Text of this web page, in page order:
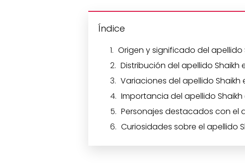
Índice
Origen y significado del
Distribución del apellido Shaikh
Variaciones del apellido Shaikh
Importancia del apellido
Personajes destacados con el
Curiosidades sobre el apellido